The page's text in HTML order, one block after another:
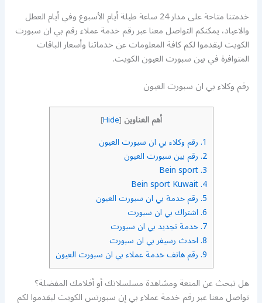
خدمتنا متاحة على مدار 24 ساعة طيلة أيام الأسبوع وفي أيام العطل
والاعياد، يمكنكم التواصل معنا عبر رقم خدمة عملاء رقم بي ان سبورت
الكويت ليقدموا لكم كافة المعلومات عن خدماتنا وأسعار الباقات
المتوافرة في بين سبورت العيون الكويت.
رقم وكلاء بي ان سبورت العيون
أهم العناوين [
Hide
]
1. رقم وكلاء بي ان سبورت العيون
2. رقم بين سبورت العيون
3.
Bein sport
4.
Bein sport Kuwait
5. رقم خدمة بي ان سبورت العيون
6. اشتراك بي ان سبورت
7. خدمة تجديد بي ان سبورت
8. احدث رسيفر بي ان سبورت
9. رقم هاتف خدمة عملاء بي ان سبورت العيون
هل تبحث عن المتعة ومشاهدة مسلسلاتك أو أفلامك المفضلة؟
تواصل معنا عبر رقم خدمة عملاء بي إن سبورتس الكويت ليقدموا لكم